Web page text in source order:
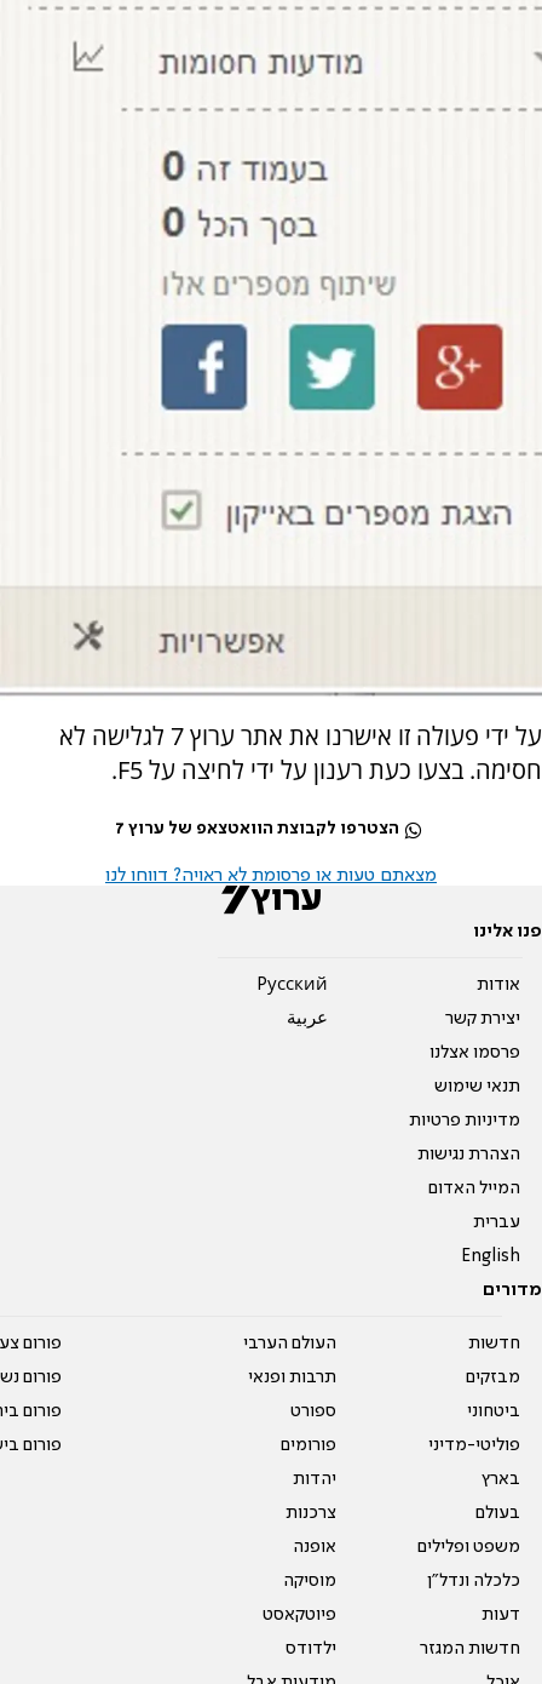
על ידי פעולה זו אישרנו את אתר ערוץ 7 לגלישה לא
חסימה. בצעו כעת רענון על ידי לחיצה על F5.
הצטרפו לקבוצת הוואטצאפ של ערוץ 7
מצאתם טעות או פרסומת לא ראויה? דווחו לנו
פנו אלינו
אודות
יצירת קשר
פרסמו אצלנו
תנאי שימוש
מדיניות פרטיות
הצהרת נגישות
המייל האדום
עברית
English
Pусский
عربية
מדורים
חדשות
מבזקים
ביטחוני
פוליטי-מדיני
בארץ
בעולם
משפט ופלילים
כלכלה ונדל"ן
דעות
חדשות המגזר
העולם הערבי
תרבות ופנאי
ספורט
פורומים
יהדות
צרכנות
אופנה
מוסיקה
פיוטקאסט
ילדודס
פורום
פורום
פורום
פורום